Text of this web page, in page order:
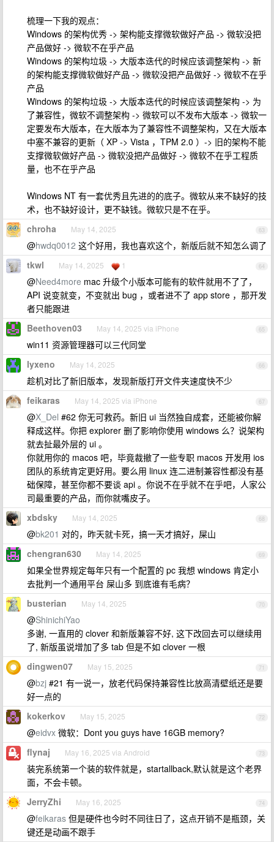
梳理一下我的观点：
Windows 的架构优秀 -> 架构能支撑微软做好产品 -> 微软没把
产品做好 -> 微软不在乎产品
Windows 的架构垃圾 -> 大版本迭代的时候应该调整架构 -> 新
的架构能支撑微软做好产品 -> 微软没把产品做好 -> 微软不在乎
产品
Windows 的架构垃圾 -> 大版本迭代的时候应该调整架构 -> 为
了兼容性，微软不调整架构 -> 微软可以不发布大版本 -> 微软一
定要发布大版本，在大版本为了兼容性不调整架构，又在大版本
中塞不兼容的更新（ XP -> Vista ，TPM 2.0 ）-> 旧的架构不能
支撑微软做好产品 -> 微软没把产品做好 -> 微软不在乎工程质
量，也不在乎产品
Windows NT 有一套优秀且先进的的底子。微软从来不缺好的技
术，也不缺好设计，更不缺钱。微软只是不在乎。
63
chroha May 14, 2025
@hwdq0012 这个好用，我也喜欢这个，新版后就不知怎么调了
64
tkwl May 14, 2025 1
@Need4more mac 升级个小版本可能有的软件就用不了了，
API 说变就变，不变就出 bug ，或者进不了 app store ，那开发
者只能跟进
65
Beethoven03 May 14, 2025 via iPhone
win11 资源管理器可以三代同堂
66
lyxeno May 14, 2025
趁机对比了新旧版本，发现新版打开文件夹速度快不少
67
feikaras May 14, 2025 via iPhone
@X_Del #62 你无可救药。新旧 ui 当然独自成套，还能被你解
释成这样。你把 explorer 删了影响你使用 windows 么？说架构
就去扯最外层的 ui 。
你就用你的 macos 吧，毕竟裁撤了一些专职 macos 开发用 ios
团队的系统肯定更好用。要么用 linux 连二进制兼容性都没有基
础保障，甚至你都不要谈 api 。你说不在乎就不在乎吧，人家公
司最重要的产品，而你就嘴皮子。
68
xbdsky May 14, 2025
@bk201 对的，昨天就卡死，搞一天才搞好，屎山
69
chengran630 May 14, 2025
如果全世界规定每年只有一个配置的 pc 我想 windows 肯定小
去批判一个通用平台 屎山多 到底谁有毛病？
70
busterian May 14, 2025
@ShinichiYao
多谢, 一直用的 clover 和新版兼容不好, 这下改回去可以继续用
了, 新版虽说增加了多 tab 但是不如 clover 一根
71
dingwen07 May 15, 2025
@bzj #21 有一说一，放老代码保持兼容性比放高清壁纸还是要
好一点的
72
kokerkov May 15, 2025
@eidvx 微软：Dont you guys have 16GB memory?
73
flynaj May 16, 2025 via Android
装完系统第一个装的软件就是，startallback,默认就是这个老界
面，不会卡顿。
74
JerryZhi May 16, 2025
@feikaras 但是硬件也今时不同往日了，这点开销不是瓶颈，关
键还是动画不跟手